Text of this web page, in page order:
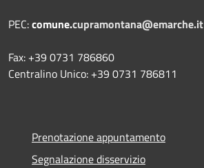
PEC:comune.cupramontana@emarche.it
Fax: +39 0731 786860
Centralino Unico: +39 0731 786811
Prenotazione appuntamento
Segnalazione disservizio